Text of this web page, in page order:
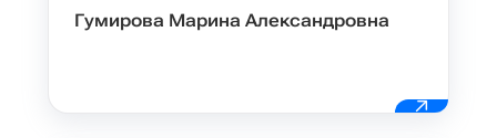
Гумирова Марина Александровна